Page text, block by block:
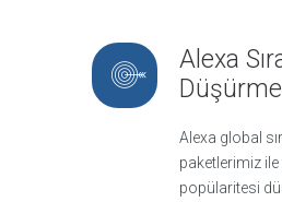
Alexa
Düşürme
Alexa global
paketlerimiz
popülaritesi